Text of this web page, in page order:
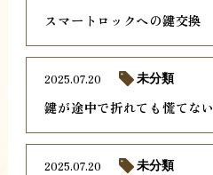
スマートロックへの鍵交換
鍵が途中で折れても慌てない
2025.07.20 未分類
2025.07.20 未分類